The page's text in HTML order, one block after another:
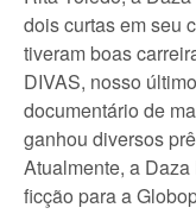
dois curtas em seu
tiveram boas
DIVAS, nosso
documentário de
ganhou diversos
Atualmente, a
ficção para a